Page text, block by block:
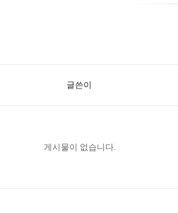
글쓴이
게시물이 없습니다.